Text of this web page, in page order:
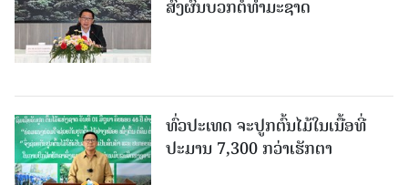
ສົ່ງຜົນບວກຕໍ່ທຳມະຊາດ
ທົ່ວປະເທດ ຈະປູກຕົ້ນໄມ້ໃນເນື້ອທີ່
ປະມານ 7,300 ກວ່າເຮັກຕາ